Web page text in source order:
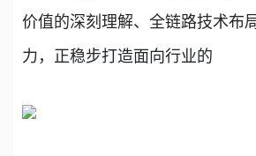
价值的深刻理解、全链路技术布
力，正稳步打造面向行业的